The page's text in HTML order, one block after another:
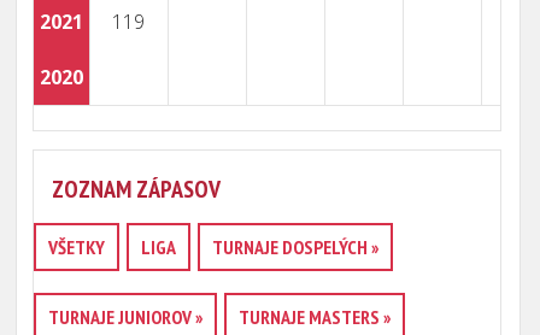
2021 119
2020
ZOZNAM ZÁPASOV
VŠETKY LIGA TURNAJE DOSPELÝCH »
TURNAJE JUNIOROV » TURNAJE MASTERS »